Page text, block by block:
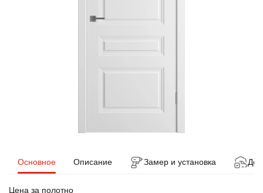
Основное Описание Замер и установка
Цена за полотно